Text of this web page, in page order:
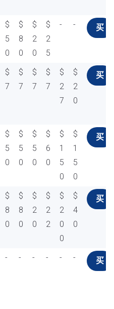
$
5
0
$
8
0
$
2
0
$
2
5
- - 买
$
7
$
7
$
7
$
7
$
2
7
$
2
0
买
$
5
0
$
5
0
$
5
0
$
6
0
$
1
5
0
$
1
5
0
买
$
8
0
$
8
0
$
2
0
$
2
2
$
2
0
0
$
4
0
买
- - - - - - 买